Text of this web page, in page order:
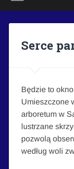
Serce
Będzie to
Umieszczone
arboretum w
lustrzane
pozwolą
według woli